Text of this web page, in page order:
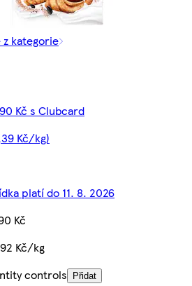
z kategorie
Kč s Clubcard
Kč/kg)
platí do 11. 8. 2026
Kč
Kč/kg
controls
Přidat